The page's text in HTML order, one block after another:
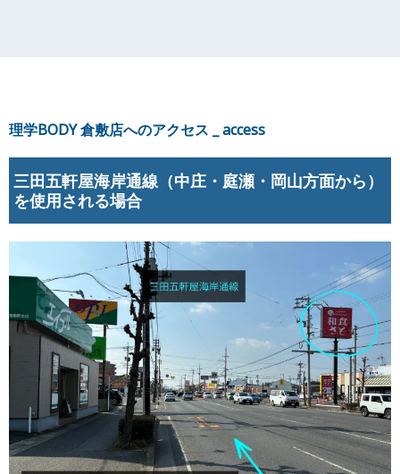
理学BODY倉敷店へのアクセス _ access
三田五軒屋海岸通線（中庄・庭瀬・岡山方面から）
を使用される場合